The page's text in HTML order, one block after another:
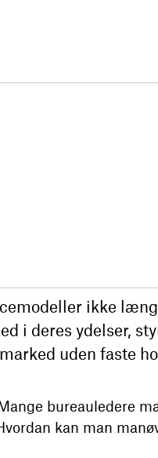
ikke
i deres ydelser,
uden faste
bureauledere
kan man